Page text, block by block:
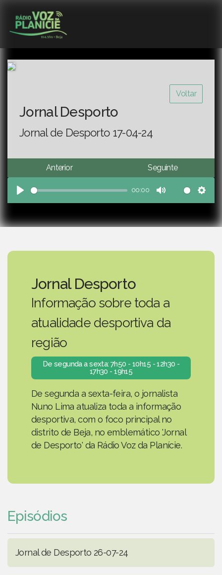
Voltar
Jornal Desporto
Jornal de Desporto 17-04-24
Anterior Seguinte
Play
00:00
Mute
Jornal Desporto
Informação sobre toda a
atualidade desportiva da
região
De segunda a sexta: 7h50 - 10h15 - 12h30 -
17h30 - 19h15
De segunda a sexta-feira, o jornalista
Nuno Lima atualiza toda a informação
desportiva, com o foco principal no
distrito de Beja, no emblemático 'Jornal
de Desporto' da Rádio Voz da Planície.
Episódios
Jornal de Desporto 26-07-24